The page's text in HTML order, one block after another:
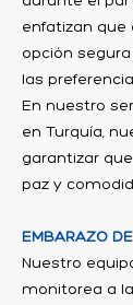
enfatizan que
opción
las
En nuestro
en Turquía,
garantizar
paz y
EMBARAZO
Nuestro
monitorea a